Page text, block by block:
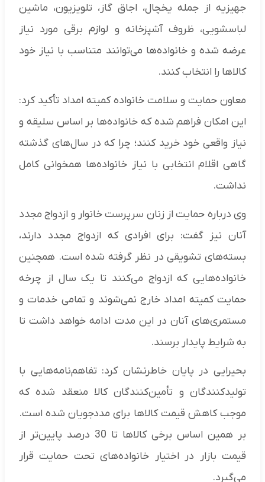
جهیزیه از جمله یخچال، اجاق گاز، تلویزیون، ماشین
لباسشویی، ظروف آشپزخانه و لوازم برقی مورد نیاز
عرضه شده و خانواده‌ها می‌توانند متناسب با نیاز خود
کالاها را انتخاب کنند.
معاون حمایت و سلامت خانواده کمیته امداد تأکید کرد:
این امکان فراهم شده که خانواده‌ها بر اساس سلیقه و
نیاز واقعی خود خرید کنند؛ چرا که در سال‌های گذشته
گاهی اقلام انتخابی با نیاز خانواده‌ها همخوانی کامل
نداشت.
وی درباره حمایت از زنان سرپرست خانوار و ازدواج مجدد
آنان نیز گفت: برای افرادی که ازدواج مجدد دارند،
بسته‌های تشویقی در نظر گرفته شده است. همچنین
خانواده‌هایی که ازدواج می‌کنند تا یک سال از چرخه
حمایت کمیته امداد خارج نمی‌شوند و تمامی خدمات و
مستمری‌های آنان در این مدت ادامه خواهد داشت تا
به شرایط پایدار برسند.
بحیرایی در پایان خاطرنشان کرد: تفاهم‌نامه‌هایی با
تولیدکنندگان و تأمین‌کنندگان کالا منعقد شده که
موجب کاهش قیمت کالاها برای مددجویان شده است.
بر همین اساس برخی کالاها تا 30 درصد پایین‌تر از
قیمت بازار در اختیار خانواده‌های تحت حمایت قرار
می‌گیرد.